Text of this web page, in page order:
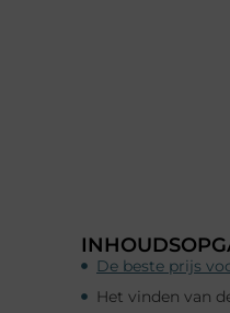
De beste prijs
Het vinden van